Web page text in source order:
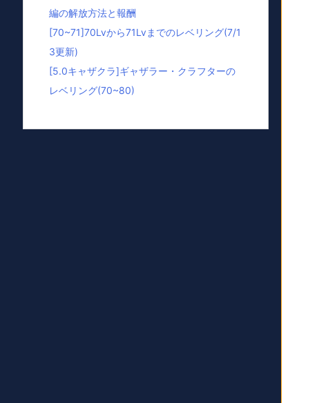
編の解放方法と報酬
[70~71]70Lvから71Lvまでのレベリング(7/1
3更新)
[5.0キャザクラ]ギャザラー・クラフターの
レベリング(70~80)